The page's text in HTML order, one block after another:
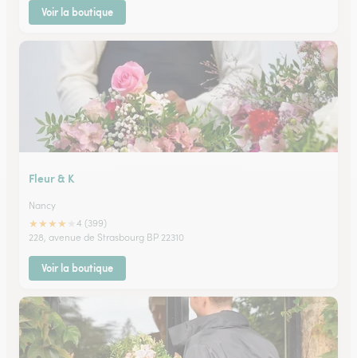
Voir la boutique
Fleur & K
Nancy
★★★★
4 (399)
228, avenue de Strasbourg BP 22310
Voir la boutique